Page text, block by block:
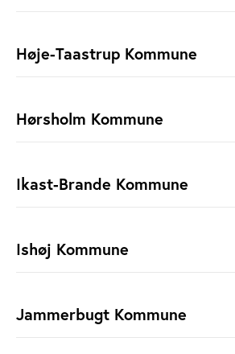
Høje-Taastrup Kommune
Hørsholm Kommune
Ikast-Brande Kommune
Ishøj Kommune
Jammerbugt Kommune